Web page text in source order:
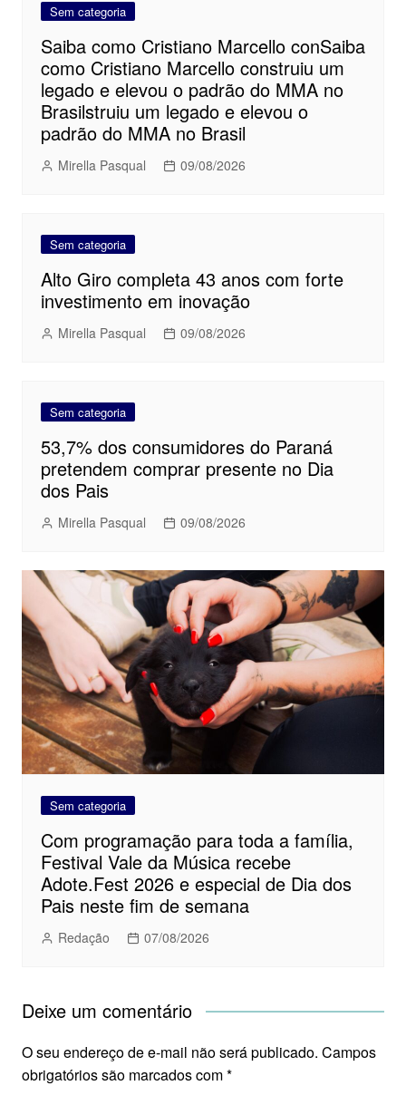
Sem categoria
Saiba como Cristiano Marcello conSaiba
como Cristiano Marcello construiu um
legado e elevou o padrão do MMA no
Brasilstruiu um legado e elevou o
padrão do MMA no Brasil
Mirella Pasqual 09/08/2026
Sem categoria
Alto Giro completa 43 anos com forte
investimento em inovação
Mirella Pasqual 09/08/2026
Sem categoria
53,7% dos consumidores do Paraná
pretendem comprar presente no Dia
dos Pais
Mirella Pasqual 09/08/2026
Sem categoria
Com programação para toda a família,
Festival Vale da Música recebe
Adote.Fest 2026 e especial de Dia dos
Pais neste fim de semana
Redação 07/08/2026
Deixe um comentário
O seu endereço de e-mail não será publicado. Campos
obrigatórios são marcados com*